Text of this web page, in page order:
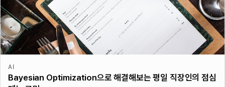
AI
Bayesian Optimization으로 해결해보는 평일 직장인의 점심